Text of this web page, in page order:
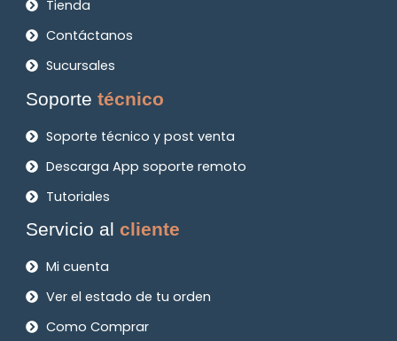
Tienda
Contáctanos
Sucursales
Soportetécnico
Soporte técnico y post venta
Descarga App soporte remoto
Tutoriales
Servicio alcliente
Mi cuenta
Ver el estado de tu orden
Como Comprar